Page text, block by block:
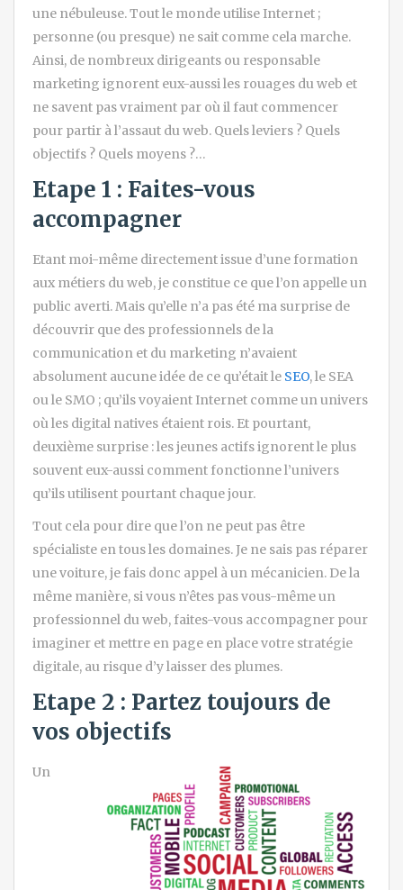
une nébuleuse. Tout le monde utilise Internet ;
personne (ou presque) ne sait comme cela marche.
Ainsi, de nombreux dirigeants ou responsable
marketing ignorent eux-aussi les rouages du web et
ne savent pas vraiment par où il faut commencer
pour partir à l’assaut du web. Quels leviers ? Quels
objectifs ? Quels moyens ?…
Etape 1 : Faites-vous
accompagner
Etant moi-même directement issue d’une formation
aux métiers du web, je constitue ce que l’on appelle un
public averti. Mais qu’elle n’a pas été ma surprise de
découvrir que des professionnels de la
communication et du marketing n’avaient
absolument aucune idée de ce qu’était le SEO, le SEA
ou le SMO ; qu’ils voyaient Internet comme un univers
où les digital natives étaient rois. Et pourtant,
deuxième surprise : les jeunes actifs ignorent le plus
souvent eux-aussi comment fonctionne l’univers
qu’ils utilisent pourtant chaque jour.
Tout cela pour dire que l’on ne peut pas être
spécialiste en tous les domaines. Je ne sais pas réparer
une voiture, je fais donc appel à un mécanicien. De la
même manière, si vous n’êtes pas vous-même un
professionnel du web, faites-vous accompagner pour
imaginer et mettre en page en place votre stratégie
digitale, au risque d’y laisser des plumes.
Etape 2 : Partez toujours de
vos objectifs
Un